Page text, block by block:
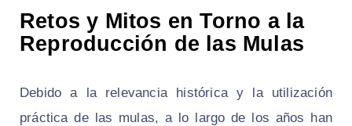
Retos y Mitos en Torno a la
Reproducción de las Mulas
Debido a la relevancia histórica y la utilización
práctica de las mulas, a lo largo de los años han